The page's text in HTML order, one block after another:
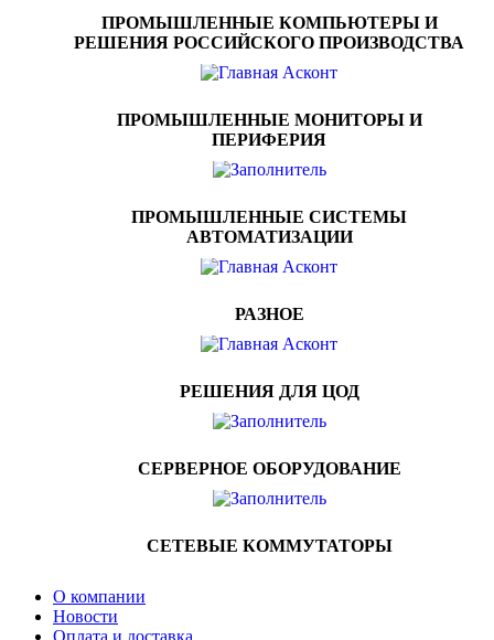
ПРОМЫШЛЕННЫЕ КОМПЬЮТЕРЫ И
РЕШЕНИЯ РОССИЙСКОГО ПРОИЗВОДСТВА
ПРОМЫШЛЕННЫЕ МОНИТОРЫ И
ПЕРИФЕРИЯ
ПРОМЫШЛЕННЫЕ СИСТЕМЫ
АВТОМАТИЗАЦИИ
РАЗНОЕ
РЕШЕНИЯ ДЛЯ ЦОД
СЕРВЕРНОЕ ОБОРУДОВАНИЕ
СЕТЕВЫЕ КОММУТАТОРЫ
О компании
Новости
Оплата и доставка